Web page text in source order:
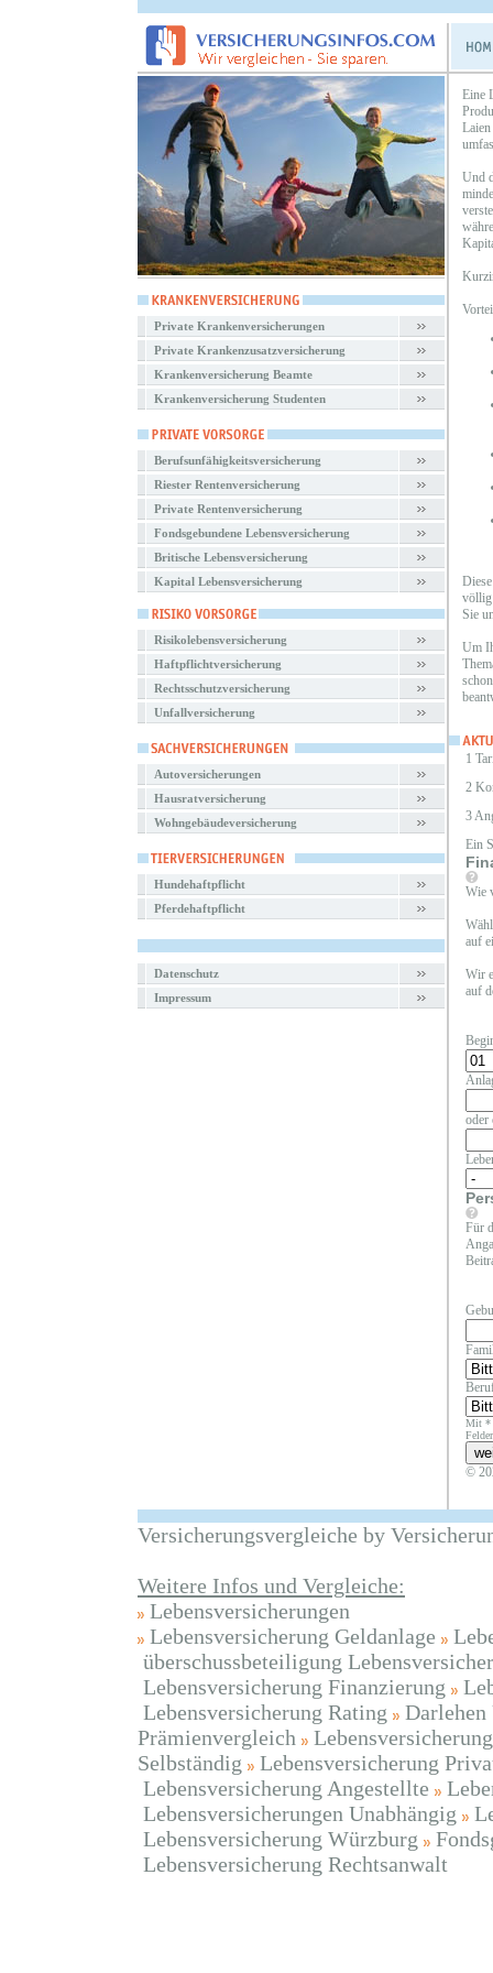
Private Krankenversicherungen
Private Krankenzusatzversicherung
Krankenversicherung Beamte
Krankenversicherung Studenten
Berufsunfähigkeitsversicherung
Riester Rentenversicherung
Private Rentenversicherung
Fondsgebundene Lebensversicherung
Britische Lebensversicherung
Kapital Lebensversicherung
Risikolebensversicherung
Haftpflichtversicherung
Rechtsschutzversicherung
Unfallversicherung
Autoversicherungen
Hausratversicherung
Wohngebäudeversicherung
Hundehaftpflicht
Pferdehaftpflicht
Datenschutz
Impressum
Eine
Und
völlig
Sie
Um
1
2
3
Ein
Wie
auf
Wir
auf
oder
Für
Mit *
©
Versicherungsvergleiche by
Weitere Infos und Vergleiche:
Lebensversicherungen
Lebensversicherung Geldanlage
überschussbeteiligung
Lebensversicherung Finanzierung
Lebensversicherung Rating
Darlehen
Prämienvergleich
Selbständig
Lebensversicherung
Lebensversicherung Angestellte
Lebensversicherungen Unabhängig
Lebensversicherung Würzburg
Lebensversicherung Rechtsanwalt